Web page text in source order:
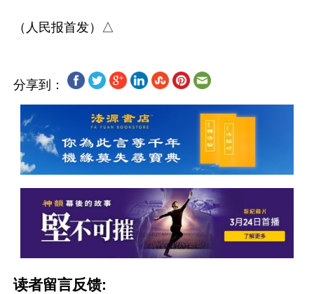
分享到：
读者留言反馈: